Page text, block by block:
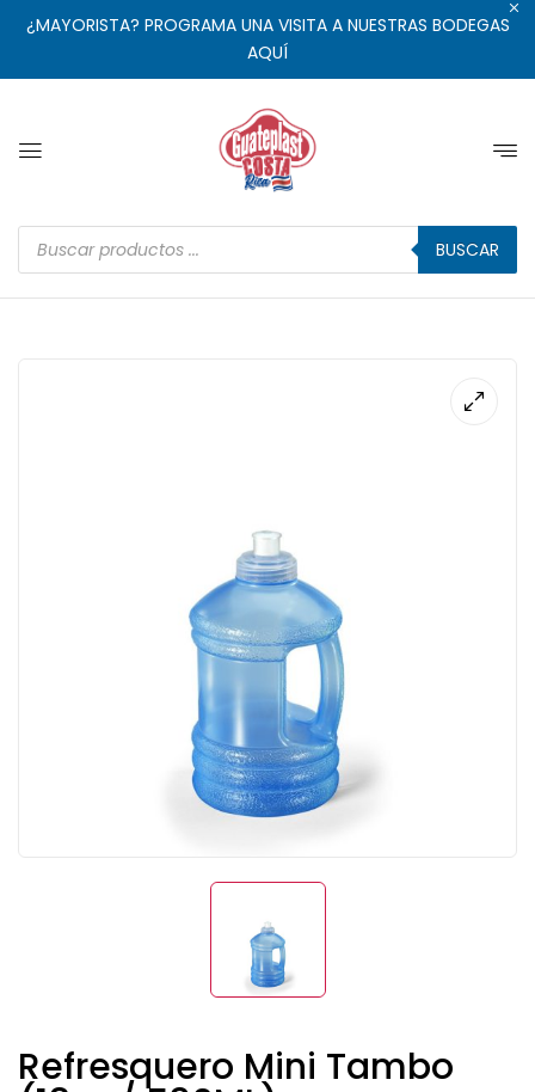
¿MAYORISTA? PROGRAMA UNA VISITA A NUESTRAS BODEGAS
AQUÍ
BUSCAR
Refresquero Mini Tambo